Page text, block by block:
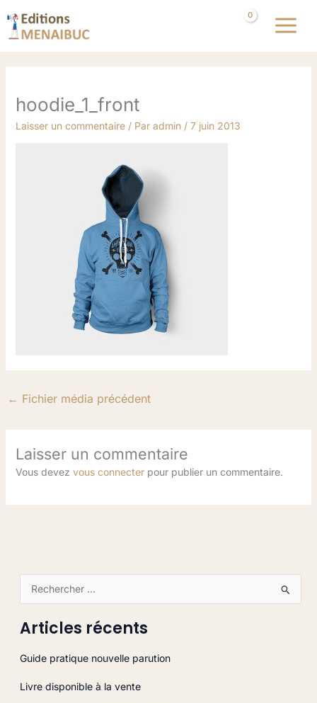
au
contenu
hoodie_1_front
Laisser un commentaire / Par admin / 7 juin 2013
← Fichier média précédent
Laisser un commentaire
Vous devez vous connecterpour publier un commentaire.
c
r
Articles récents
Guide pratique nouvelle parution
Livre disponible à la vente